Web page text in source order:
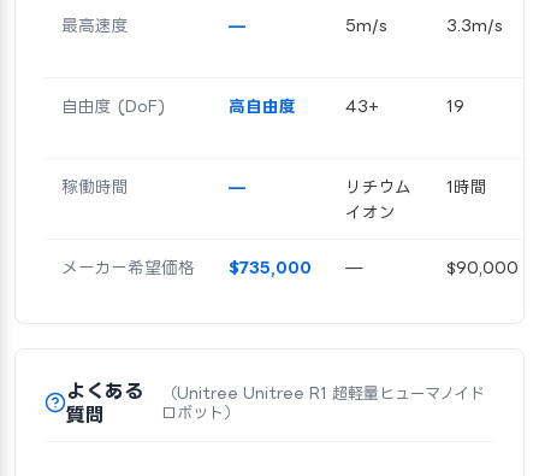
最高速度 — 5m/s 3.3m/s
自由度 (DoF) 高自由度 43+ 19
稼働時間 —
リチウム
イオン
1時間
メーカー希望価格 $735,000 — $90,000
よくある
質問
（Unitree Unitree R1 超軽量ヒューマノイド
ロボット）